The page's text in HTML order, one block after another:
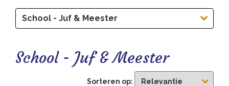
Geschenkjes
Blogs
School - Juf & Meester
School - Juf & Meester
Sorteren op: